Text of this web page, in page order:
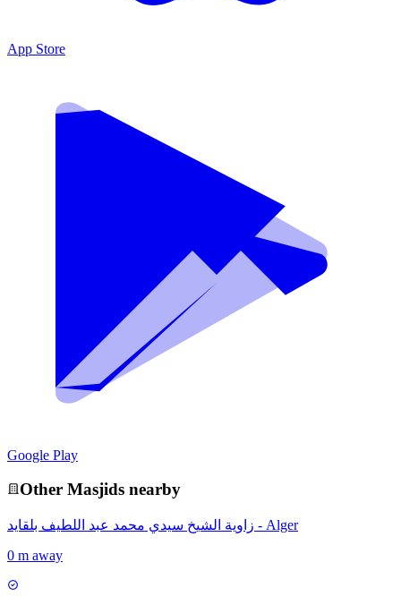
App Store
Google Play
Other Masjids nearby
زاوية الشيخ سيدي محمد عبد اللطيف بلقايد - Alger
0 m away